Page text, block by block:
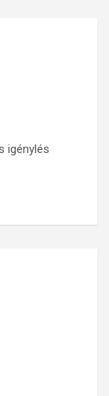
igénylés